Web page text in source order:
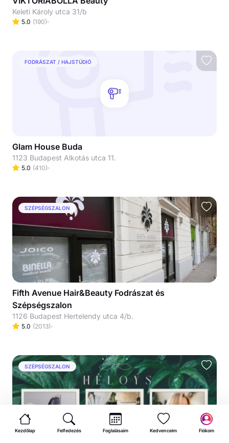
Keleti Károly utca 31/b
5.0 (190)
FODRÁSZAT / HAJSTÚDIÓ
Glam House Buda
1123 Budapest Alkotás utca 11.
5.0 (410)
SZÉPSÉGSZALON
Fifth Avenue Hair&Beauty Fodrászat és
Szépségszalon
1126 Budapest Hertelendy utca 4/b.
5.0 (2013)
SZÉPSÉGSZALON
Kezdőlap Felfedezés Foglalásaim Kedvenceim Fiókom